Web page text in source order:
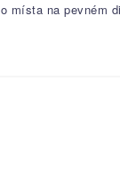
místa na pevném